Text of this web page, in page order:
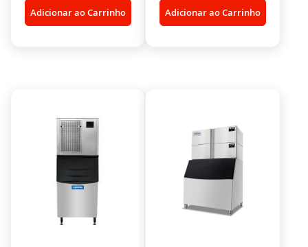
Adicionar ao Carrinho Adicionar ao Carrinho